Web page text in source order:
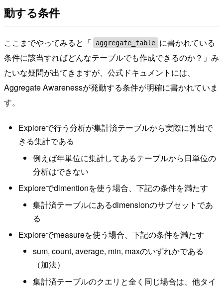
動する条件
ここまでやってみると「 aggregate_table に書かれている
条件に該当すればどんなテーブルでも作成できるのか？」み
たいな疑問が出てきますが、公式ドキュメントには、
Aggregate Awarenessが発動する条件が明確に書かれていま
す。
Exploreで行う分析が集計済テーブルから実際に算出で
きる集計である
例えば年単位に集計してあるテーブルから日単位の
分析はできない
Exploreでdimentionを使う場合、下記の条件を満たす
集計済テーブルにあるdimensionのサブセットであ
る
Exploreでmeasureを使う場合、下記の条件を満たす
sum, count, average, min, maxのいずれかである
（加法）
集計済テーブルのクエリと全く同じ場合は、他タイ